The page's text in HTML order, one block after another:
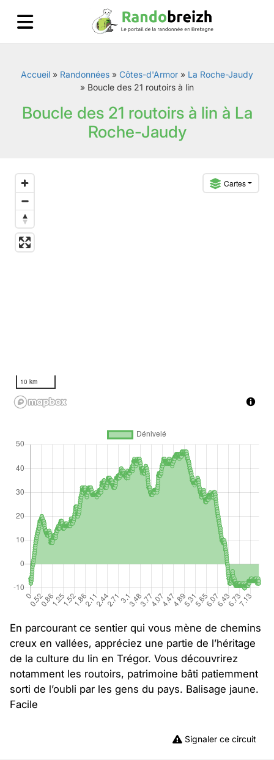
Accueil » Randonnées » Côtes-d'Armor » La Roche-Jaudy
» Boucle des 21 routoirs à lin
Boucle des 21 routoirs à lin à La
Roche-Jaudy
Cartes
10 km
En parcourant ce sentier qui vous mène de chemins
creux en vallées, appréciez une partie de l’héritage
de la culture du lin en Trégor. Vous découvrirez
notamment les routoirs, patrimoine bâti patiemment
sorti de l’oubli par les gens du pays. Balisage jaune.
Facile
Signaler ce circuit